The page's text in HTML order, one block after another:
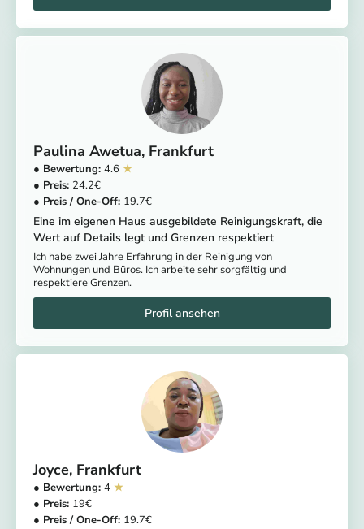
Paulina Awetua Frankfurt
4.6
24.2
19.7
Eine im eigenen Haus ausgebildete Reinigungskraft, die
Wert auf Details legt und Grenzen respektiert
Ich habe zwei Jahre Erfahrung in der Reinigung von
Wohnungen und Büros. Ich arbeite sehr sorgfältig und
respektiere Grenzen.
Joyce Frankfurt
4
19
19.7